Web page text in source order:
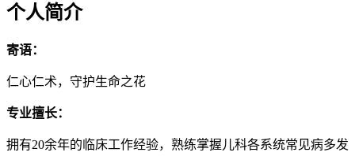
个人简介
寄语：
仁心仁术，守护生命之花
专业擅长：
拥有20余年的临床工作经验，熟练掌握儿科各系统常见病多发